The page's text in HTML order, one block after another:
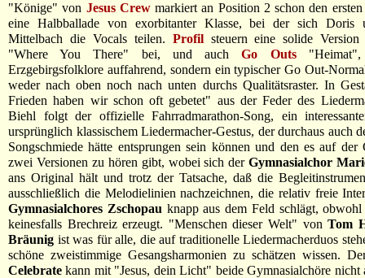
"Könige" von Jesus Crewmarkiert an Position 2 schon den
eine Halbballade von exorbitanter Klasse, bei der sich Doris
Mittelbach die Vocals teilen. Profilsteuern eine solide Version
"Where You There" bei, und auchGo Outs"Heimat",
Erzgebirgsfolklore auffahrend, sondern ein typischer Go Out-
weder nach oben noch nach unten durchs Qualitätsraster. In
Frieden haben wir schon oft gebetet" aus der Feder des
Biehl folgt der offizielle Fahrradmarathon-Song, ein
ursprünglich klassischem Liedermacher-Gestus, der durchaus auch
Songschmiede hätte entsprungen sein können und den es auf
zwei Versionen zu hören gibt, wobei sich derGymnasialchor
ans Original hält und trotz der Tatsache, daß die
ausschließlich die Melodielinien nachzeichnen, die relativ freie
Gymnasialchores Zschopau knapp aus dem Feld schlägt, obwohl
keinesfalls Brechreiz erzeugt. "Menschen dieser Welt" vonTom
Bräunig ist was für alle, die auf traditionelle Liedermacherduos
schöne zweistimmige Gesangsharmonien zu schätzen wissen.
Celebrate kann mit "Jesus, dein Licht" beide Gymnasialchöre nicht